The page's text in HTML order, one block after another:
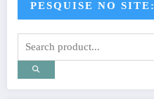
PESQUISE NO SITE: